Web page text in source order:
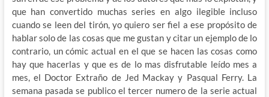
que han convertido muchas series en algo ilegible incluso
cuando se leen del tirón, yo quiero ser fiel a ese propósito de
hablar solo de las cosas que me gustan y citar un ejemplo de lo
contrario, un cómic actual en el que se hacen las cosas como
hay que hacerlas y que es de lo mas disfrutable leído mes a
mes, el Doctor Extraño de Jed Mackay y Pasqual Ferry. La
semana pasada se publico el tercer numero de la serie actual